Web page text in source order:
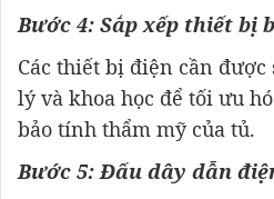
Bước 4: Sắp xếp thiết bị
Các thiết bị điện cần được
lý và khoa học để tối ưu
bảo tính thẩm mỹ của tủ.
Bước 5: Đấu dây dẫn